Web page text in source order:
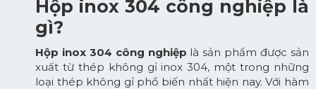
Hộp inox 304 công nghiệp là
gì?
Hộp inox 304 công nghiệp là sản phẩm được sản
xuất từ thép không gỉ inox 304, một trong những
loại thép không gỉ phổ biến nhất hiện nay. Với hàm